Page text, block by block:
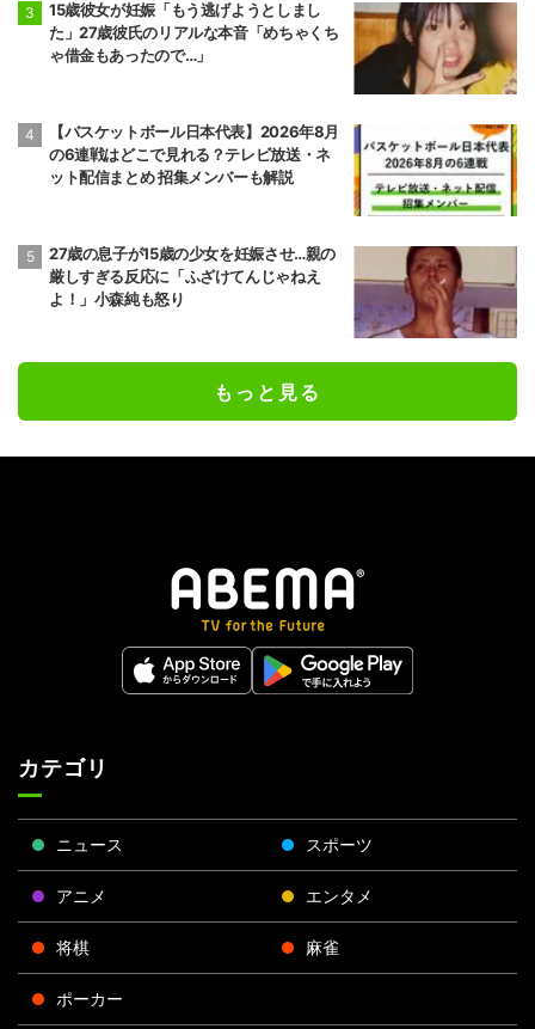
15歳彼女が妊娠「もう逃げようとしまし
た」27歳彼氏のリアルな本音「めちゃくち
ゃ借金もあったので…」
【バスケットボール日本代表】2026年8月
の6連戦はどこで見れる？テレビ放送・ネ
ット配信まとめ 招集メンバーも解説
27歳の息子が15歳の少女を妊娠させ…親の
厳しすぎる反応に「ふざけてんじゃねえ
よ！」小森純も怒り
もっと見る
カテゴリ
ニュース スポーツ
アニメ エンタメ
将棋 麻雀
ポーカー